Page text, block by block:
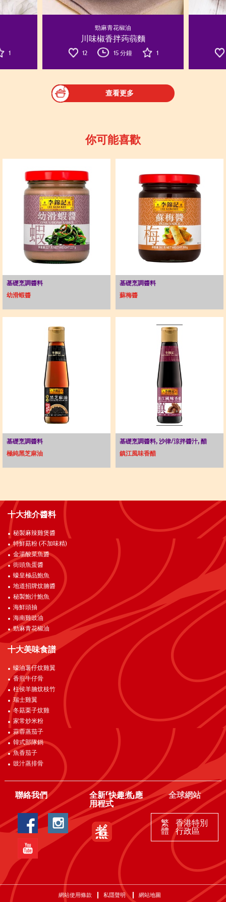
1
勁麻青花椒油
川味椒香拌蒟蒻麵
12 15 分鐘 1
查看更多
你可能喜歡
基礎烹調醬料
幼滑蝦醬
基礎烹調醬料
蘇梅醬
基礎烹調醬料
極純黑芝麻油
基礎烹調醬料, 沙律/涼拌醬汁, 醋
鎮江風味香醋
十大推介醬料
秘製麻辣雞煲醬
特鮮菇粉 (不加味精)
金湯酸菜魚醬
街頭魚蛋醬
蠔皇極品鮑魚
地道招牌炆腩醬
秘製鮑汁鮑魚
海鮮頭抽
海南雞豉油
勁麻青花椒油
十大美味食譜
蠔油薯仔炆雞翼
香煎牛仔骨
柱侯羊腩炆枝竹
瑞士雞翼
冬菇栗子炆雞
家常炒米粉
蒜蓉蒸茄子
韓式部隊鍋
魚香茄子
豉汁蒸排骨
聯絡我們
全新「快趣煮」應
用程式
全球網站
繁
體
香港特別
行政區
網站使用條款 私隱聲明 網站地圖